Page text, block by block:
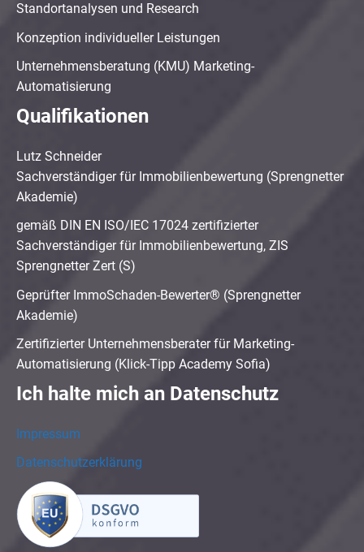
Standortanalysen und Research
Konzeption individueller Leistungen
Unternehmensberatung (KMU) Marketing-
Automatisierung
Qualifikationen
Lutz Schneider
Sachverständiger für Immobilienbewertung (Sprengnetter
Akademie)
gemäß DIN EN ISO/IEC 17024 zertifizierter
Sachverständiger für Immobilienbewertung, ZIS
Sprengnetter Zert (S)
Geprüfter ImmoSchaden-Bewerter® (Sprengnetter
Akademie)
Zertifizierter Unternehmensberater für Marketing-
Automatisierung (Klick-Tipp Academy Sofia)
Ich halte mich an Datenschutz
Impressum
Datenschutzerklärung